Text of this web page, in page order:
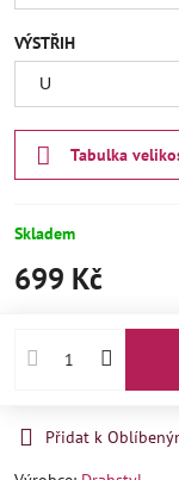
VÝSTŘIH
Tabulka
Skladem
699 Kč
Přidat k